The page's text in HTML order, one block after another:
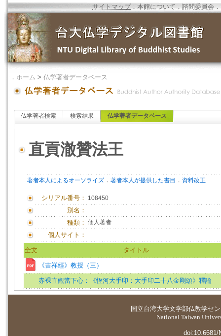
サイトマップ．本館について ．諮問委員会 ．
． ホーム > 仏学著者データベース
仏学著者検索 検索結果 仏学著者データベース
直貢澈贊法王
著者本人によるオーソライズ ． 著者本人が提供した書目 ． 資料改正
シリアル番号： 108450
別名：
種類： 個人著者
個人サイト：
全文 タイトル
《吉祥經》教授（三）
赤裸直觀當下心：《恆河大手印：大手印二十八金剛頌》釋論
国立台湾大学文学部仏教学セ
National Taiwan
doi:10.6681/